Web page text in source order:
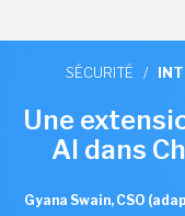
SÉCURITÉ /
Une
AI dans
Gyana Swain, CSO